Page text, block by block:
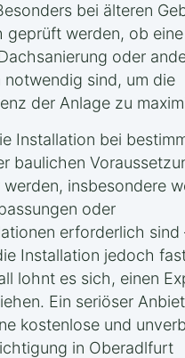
bei älteren
geprüft werden, ob eine
oder
notwendig sind, um die
der Anlage zu
Installation bei
baulichen
insbesondere
oder
erforderlich sind
Installation jedoch
lohnt es sich, einen
Ein seriöser
kostenlose und
in Oberadlfurt